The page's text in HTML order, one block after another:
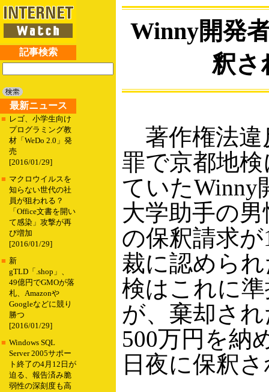
記事検索
最新ニュース
■ レゴ、小学生向け
プログラミング教
材「WeDo 2.0」発
売
[2016/01/29]
■ マクロウイルスを
知らない世代の社
員が狙われる？
「Office文書を開い
て感染」攻撃が再
び増加
[2016/01/29]
■ 新
gTLD「.shop」、
49億円でGMOが落
札、Amazonや
Googleなどに競り
勝つ
[2016/01/29]
■ Windows SQL
Server 2005サポー
ト終了の4月12日が
迫る、報告済み脆
弱性の深刻度も高
Winny開発
釈さ
著作権法違
罪で京都地
ていたWinny
大学助手の
の保釈請求
裁に認めら
検はこれに
が、棄却さ
500万円を納
日夜に保釈